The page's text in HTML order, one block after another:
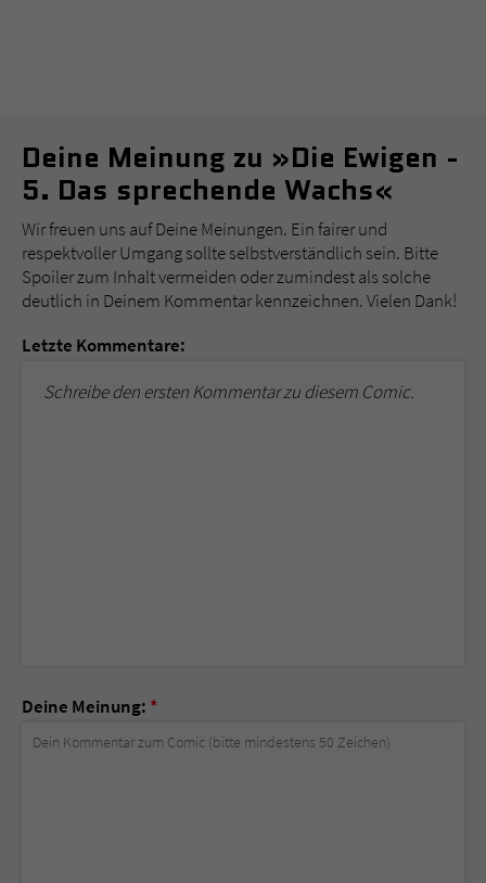
Deine Meinung zu »Die Ewigen -
5. Das sprechende Wachs«
Wir freuen uns auf Deine Meinungen. Ein fairer und
respektvoller Umgang sollte selbstverständlich sein. Bitte
Spoiler zum Inhalt vermeiden oder zumindest als solche
deutlich in Deinem Kommentar kennzeichnen. Vielen Dank!
Letzte Kommentare:
Schreibe den ersten Kommentar zu diesem Comic.
Deine Meinung: *